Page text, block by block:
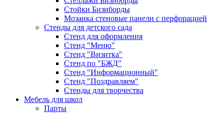
Стойки Бизиборды
Мозаика стеновые панели с перфорацией
Стенды для детского сада
Стенд для оформления
Стенд "Меню"
Стенд "Визитка"
Стенд по "БЖД"
Стенд "Информационный"
Стенд "Поздравляем"
Стенды для творчества
Мебель для школ
Парты